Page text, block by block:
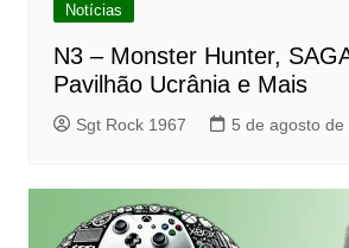
Notícias
N3 – Monster Hunter,
Pavilhão Ucrânia e Mais
Sgt Rock 1967 5 de agosto de